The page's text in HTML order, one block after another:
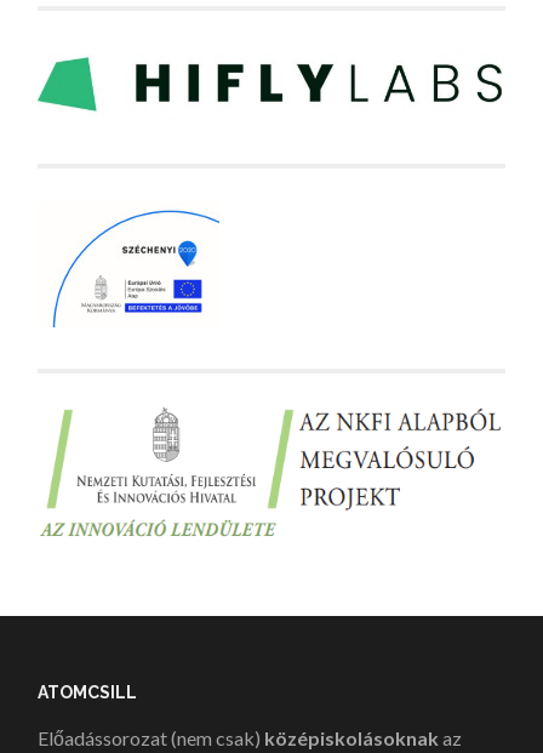
ATOMCSILL
Előadássorozat (nem csak) középiskolásoknak az